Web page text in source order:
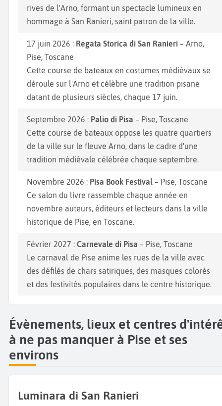
rives de l'Arno, formant un spectacle lumineux en
hommage à San Ranieri, saint patron de la ville.
17 juin 2026 : Regata Storica di San Ranieri – Arno,
Pise, Toscane
Cette course de bateaux en costumes médiévaux se
déroule sur l'Arno et célèbre une tradition pisane
datant de plusieurs siècles, chaque 17 juin.
Septembre 2026 : Palio di Pisa – Pise, Toscane
Cette course de bateaux oppose les quatre quartiers
de la ville sur le fleuve Arno, dans le cadre d'une
tradition médiévale célébrée chaque septembre.
Novembre 2026 : Pisa Book Festival – Pise, Toscane
Ce salon du livre rassemble chaque année en
novembre auteurs, éditeurs et lecteurs dans la ville
historique de Pise, en Toscane.
Février 2027 : Carnevale di Pisa – Pise, Toscane
Le carnaval de Pise anime les rues de la ville avec
des défilés de chars satiriques, des masques colorés
et des festivités populaires dans le centre historique.
Évènements, lieux et centres
à ne pas manquer à Pise et ses
environs
Luminara di San Ranieri